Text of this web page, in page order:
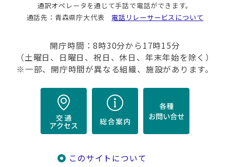
通訳オペレータを通じて手話で電話ができます。
通話先：青森県庁大代表 電話リレーサービスについて
開庁時間：8時30分から17時15分
（土曜日、日曜日、祝日、休日、年末年始を除く）
※一部、開庁時間が異なる組織、施設があります。
このサイトについて